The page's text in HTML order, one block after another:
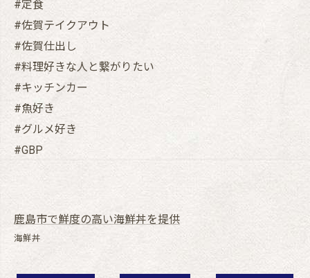
#定食
#佐賀テイクアウト
#佐賀仕出し
#料理好きな人と繋がりたい
#キッチンカー
#魚好き
#グルメ好き
#GBP
鹿島市で鮮度の高い海鮮丼を提供
海鮮丼